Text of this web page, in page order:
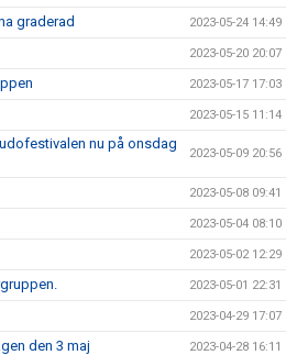
graderad 2023-05-24 14:49
2023-05-20 20:07
2023-05-17 17:03
2023-05-15 11:14
nu på onsdag
2023-05-09 20:56
2023-05-08 09:41
2023-05-04 08:10
2023-05-02 12:29
2023-05-01 22:31
2023-04-29 17:07
den 3 maj 2023-04-28 16:11